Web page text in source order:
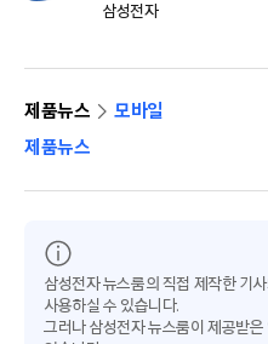
삼성전자
제품뉴스
모바일
제품뉴스
삼성전자 뉴스룸의 직접 제작한 기
사용하실 수 있습니다.
그러나 삼성전자 뉴스룸이 제공받